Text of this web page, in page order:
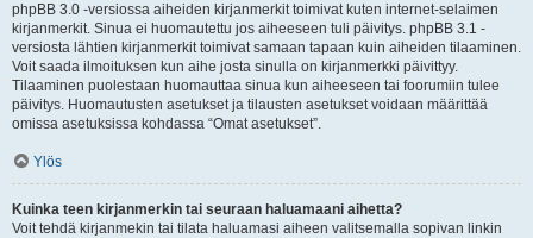
phpBB 3.0 -versiossa aiheiden kirjanmerkit toimivat kuten internet-selaimen
kirjanmerkit. Sinua ei huomautettu jos aiheeseen tuli päivitys. phpBB 3.1 -
versiosta lähtien kirjanmerkit toimivat samaan tapaan kuin aiheiden tilaaminen.
Voit saada ilmoituksen kun aihe josta sinulla on kirjanmerkki päivittyy.
Tilaaminen puolestaan huomauttaa sinua kun aiheeseen tai foorumiin tulee
päivitys. Huomautusten asetukset ja tilausten asetukset voidaan määrittää
omissa asetuksissa kohdassa “Omat asetukset”.
Ylös
Kuinka teen kirjanmerkin tai seuraan haluamaani aihetta?
Voit tehdä kirjanmekin tai tilata haluamasi aiheen valitsemalla sopivan linkin